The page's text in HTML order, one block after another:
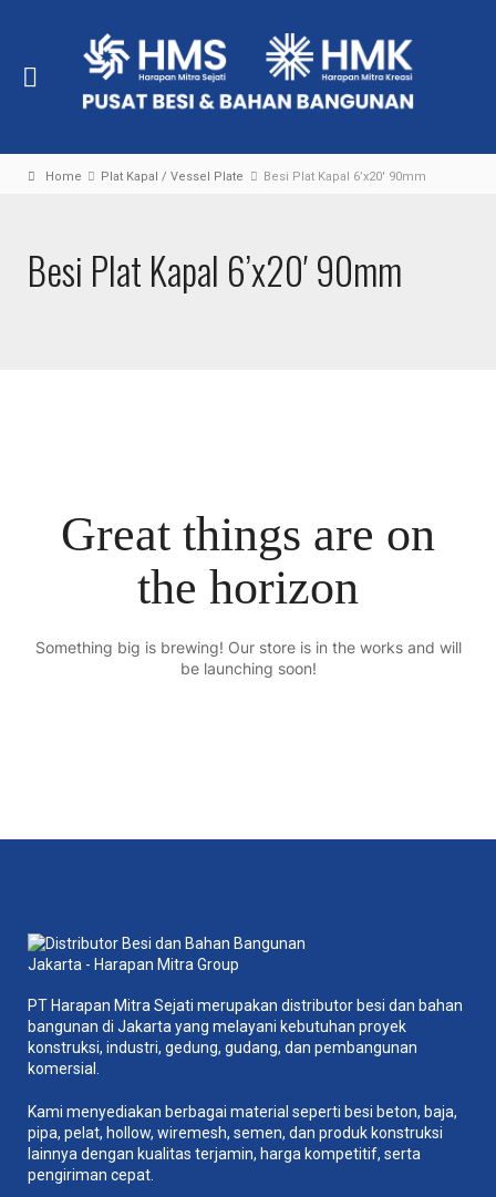
Home Plat Kapal / Vessel Plate Besi Plat Kapal 6’x20′ 90mm
Besi Plat Kapal 6’x20′ 90mm
Great things are on
the horizon
Something big is brewing! Our store is in the works and will
be launching soon!
PT Harapan Mitra Sejati merupakan distributor besi dan bahan
bangunan di Jakarta yang melayani kebutuhan proyek
konstruksi, industri, gedung, gudang, dan pembangunan
komersial.
Kami menyediakan berbagai material seperti besi beton, baja,
pipa, pelat, hollow, wiremesh, semen, dan produk konstruksi
lainnya dengan kualitas terjamin, harga kompetitif, serta
pengiriman cepat.